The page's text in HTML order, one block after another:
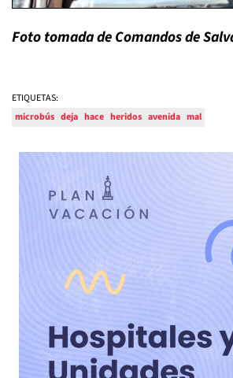
Foto tomada de Comandos de
ETIQUETAS:
microbús deja hace heridos avenida mal